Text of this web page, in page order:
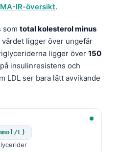
IR-översikt.
som total kolesterol minus
värdet ligger över ungefär
ligger över 150
insulinresistens och
LDL ser bara lätt avvikande
L)